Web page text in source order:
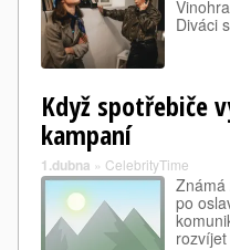
Diváci
Když spotřebiče
kampaní
1.dubna » CelebrityTime
Známá
po